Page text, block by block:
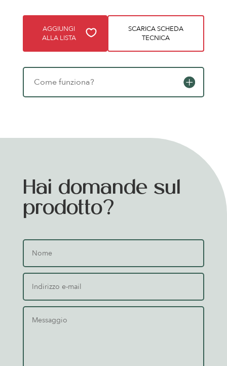
AGGIUNGI
ALLA LISTA
SCARICA SCHEDA
TECNICA
Come funziona?
Hai domande sul
prodotto?